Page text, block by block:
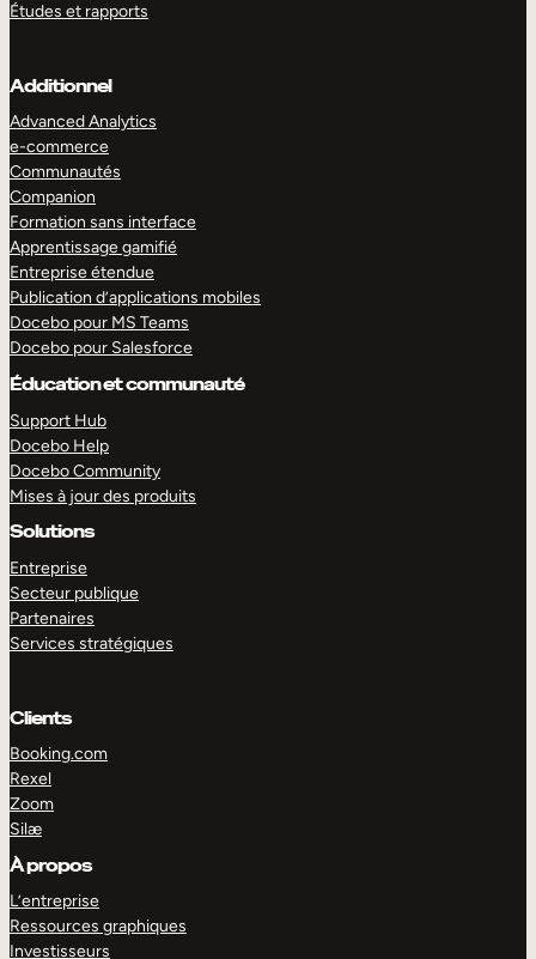
Études et rapports
Additionnel
Advanced Analytics
e-commerce
Communautés
Companion
Formation sans interface
Apprentissage gamifié
Entreprise étendue
Publication d’applications mobiles
Docebo pour MS Teams
Docebo pour Salesforce
Éducation et communauté
Support Hub
Docebo Help
Docebo Community
Mises à jour des produits
Solutions
Entreprise
Secteur publique
Partenaires
Services stratégiques
Clients
Booking.com
Rexel
Zoom
Silæ
À propos
L’entreprise
Ressources graphiques
Investisseurs